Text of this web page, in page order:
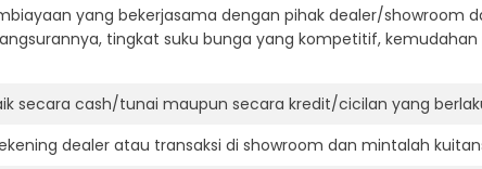
yang bekerjasama dengan pihak dealer/showroom
tingkat suku bunga yang kompetitif,
secara cash/tunai maupun secara kredit/cicilan yang
dealer atau transaksi di showroom dan mintalah